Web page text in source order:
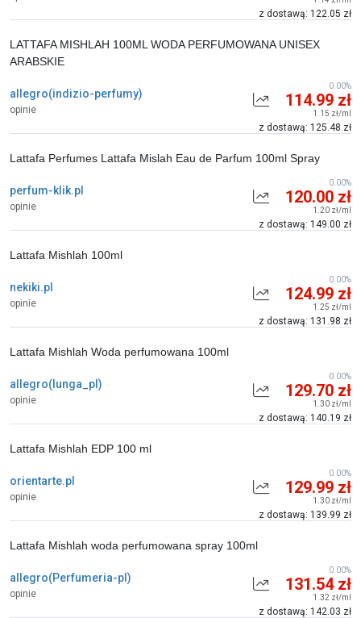
z dostawą: 122.05 zł
allegro(indizio-perfumy)
opinie
LATTAFA MISHLAH 100ML WODA PERFUMOWANA UNISEX
ARABSKIE
114.99 zł
1.15 zł/ml
z dostawą: 125.48 zł
0.00%
perfum-klik.pl
opinie
Lattafa Perfumes Lattafa Mislah Eau de Parfum 100ml Spray
120.00 zł
1.20 zł/ml
z dostawą: 149.00 zł
0.00%
nekiki.pl
opinie
Lattafa Mishlah 100ml
124.99 zł
1.25 zł/ml
z dostawą: 131.98 zł
0.00%
allegro(lunga_pl)
opinie
Lattafa Mishlah Woda perfumowana 100ml
129.70 zł
1.30 zł/ml
z dostawą: 140.19 zł
0.00%
orientarte.pl
opinie
Lattafa Mishlah EDP 100 ml
129.99 zł
1.30 zł/ml
z dostawą: 139.99 zł
0.00%
allegro(Perfumeria-pl)
opinie
Lattafa Mishlah woda perfumowana spray 100ml
131.54 zł
1.32 zł/ml
z dostawą: 142.03 zł
0.00%